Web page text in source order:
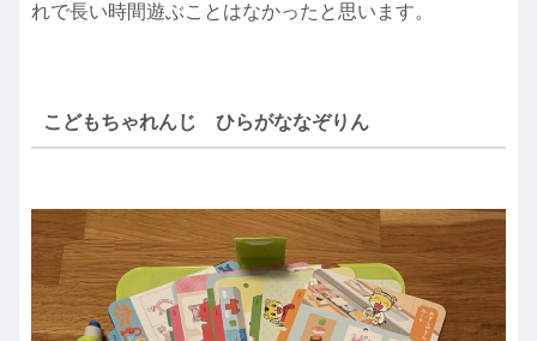
れで長い時間遊ぶことはなかったと思います。
こどもちゃれんじ ひらがななぞりん